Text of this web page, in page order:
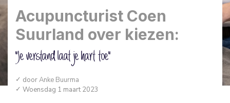
Acupuncturist Coen
Suurland over kiezen:
"Je verstand laat je hart toe"
doorAnke Buurma
Woensdag 1 maart 2023